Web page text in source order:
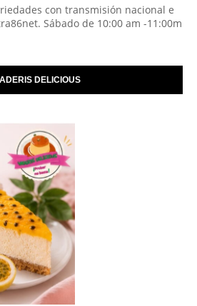
con transmisión nacional e
Sábado de 10:00 am -11:00m
DELICIOUS